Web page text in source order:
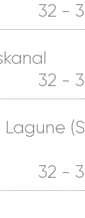
32 -
32 -
Lagune
32 -